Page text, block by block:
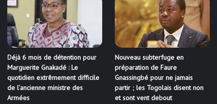
Déjà 6 mois de détention pour
Marguerite Gnakadé : Le
quotidien extrêmement difficile
de l’ancienne ministre des
Armées
Nouveau subterfuge en
préparation de Faure
Gnassingbé pour ne jamais
partir ; les Togolais disent non
et sont vent debout